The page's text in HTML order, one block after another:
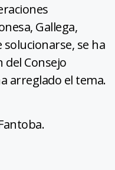
Gallega,
solucionarse, se ha
del Consejo
arreglado el tema.